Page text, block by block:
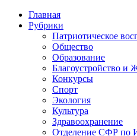
Главная
Рубрики
Патриотическое
Общество
Образование
Благоустройство и
Конкурсы
Спорт
Экология
Культура
Здравоохранение
Отделение СФР по